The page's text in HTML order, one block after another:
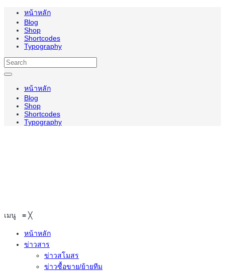
หน้าหลัก
Blog
Shop
Shortcodes
Typography
หน้าหลัก
Blog
Shop
Shortcodes
Typography
เมนู ≡ ╳
หน้าหลัก
ข่าวสาร
ข่าวสโมสร
ข่าวซื้อขาย/ย้ายทีม